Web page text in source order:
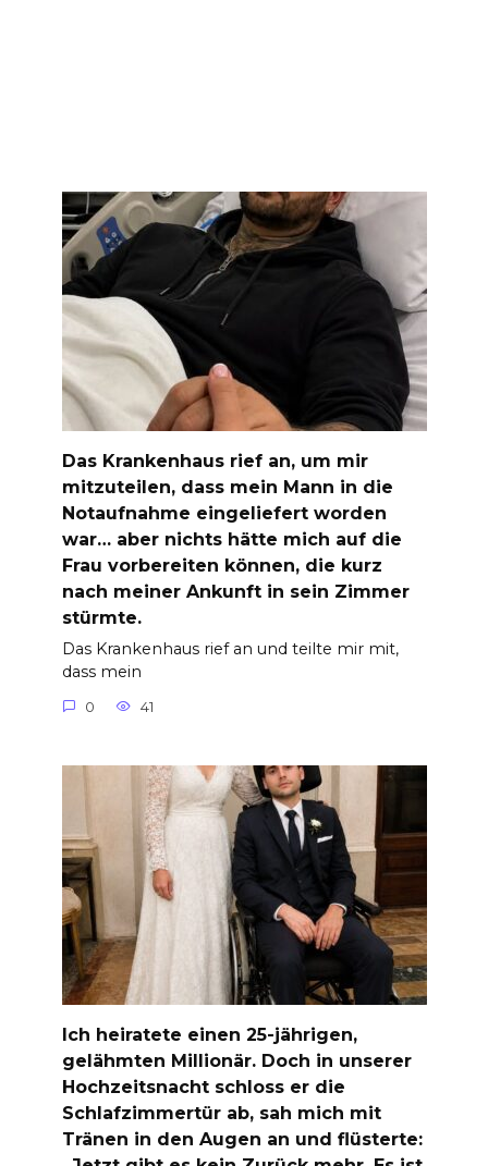
Das Krankenhaus rief an, um mir
mitzuteilen, dass mein Mann in die
Notaufnahme eingeliefert worden
war… aber nichts hätte mich auf die
Frau vorbereiten können, die kurz
nach meiner Ankunft in sein Zimmer
stürmte.
Das Krankenhaus rief an und teilte mir mit,
dass mein
0 41
Ich heiratete einen 25-jährigen,
gelähmten Millionär. Doch in unserer
Hochzeitsnacht schloss er die
Schlafzimmertür ab, sah mich mit
Tränen in den Augen an und flüsterte: